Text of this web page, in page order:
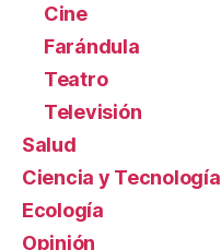
Cine
Farándula
Teatro
Televisión
Salud
Ciencia y Tecnología
Ecología
Opinión